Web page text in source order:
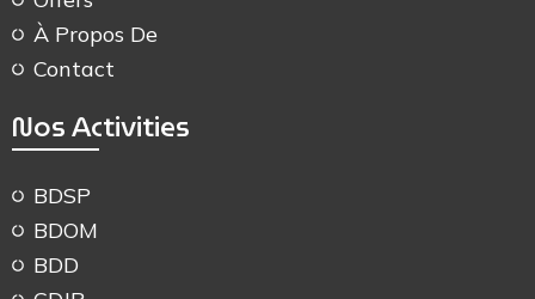
À Propos De
Contact
Nos Activities
BDSP
BDOM
BDD